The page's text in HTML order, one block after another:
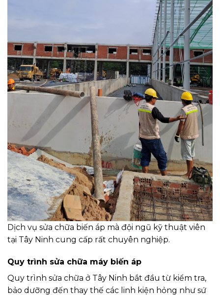
Dịch vụ sửa chữa biến áp mà đội ngũ kỹ thuật viên
tại Tây Ninh cung cấp rất chuyên nghiệp.
Quy trình sửa chữa máy biến áp
Quy trình sửa chữa ở Tây Ninh bắt đầu từ kiểm tra,
bảo dưỡng đến thay thế các linh kiện hỏng như sứ